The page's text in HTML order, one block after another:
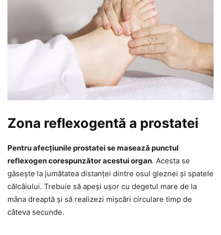
Zona reflexogentă a prostatei
Pentru afecțiunile prostatei se masează punctul
reflexogen corespunzător acestui organ. Acesta se
găsește la jumătatea distanței dintre osul gleznei și spatele
călcâiului. Trebuie să apeși ușor cu degetul mare de la
mâna dreaptă și să realizezi mișcări circulare timp de
câteva secunde.